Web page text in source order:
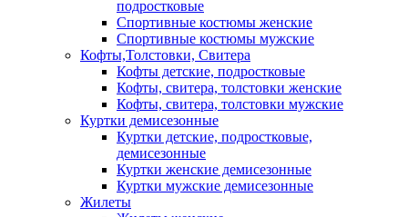
подростковые
Спортивные костюмы женские
Спортивные костюмы мужские
Кофты,Толстовки, Свитера
Кофты детские, подростковые
Кофты, свитера, толстовки женские
Кофты, свитера, толстовки мужские
Куртки демисезонные
Куртки детские, подростковые,
демисезонные
Куртки женские демисезонные
Куртки мужские демисезонные
Жилеты